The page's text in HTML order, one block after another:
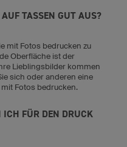
TASSEN GUT AUS?
mit Fotos bedrucken zu
Oberfläche ist der
Lieblingsbilder kommen
sich oder anderen eine
Fotos bedrucken.
ICH FÜR DEN DRUCK